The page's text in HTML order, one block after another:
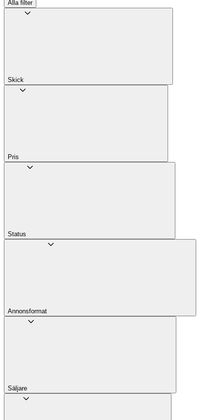
Alla filter
Skick
Pris
Status
Annons­format
Säljare